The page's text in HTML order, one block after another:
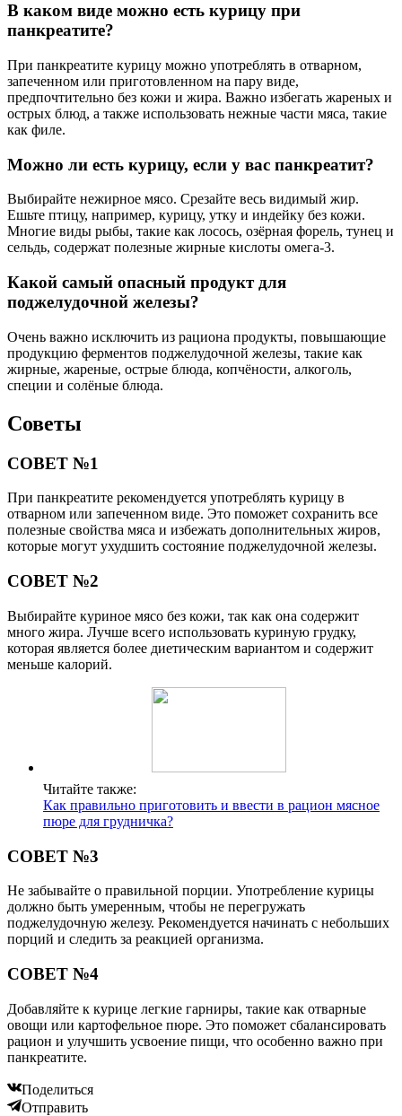
В каком виде можно есть курицу при
панкреатите?
При панкреатите курицу можно употреблять в отварном,
запеченном или приготовленном на пару виде,
предпочтительно без кожи и жира. Важно избегать жареных и
острых блюд, а также использовать нежные части мяса, такие
как филе.
Можно ли есть курицу, если у вас панкреатит?
Выбирайте нежирное мясо. Срезайте весь видимый жир.
Ешьте птицу, например, курицу, утку и индейку без кожи.
Многие виды рыбы, такие как лосось, озёрная форель, тунец и
сельдь, содержат полезные жирные кислоты омега-3.
Какой самый опасный продукт для
поджелудочной железы?
Очень важно исключить из рациона продукты, повышающие
продукцию ферментов поджелудочной железы, такие как
жирные, жареные, острые блюда, копчёности, алкоголь,
специи и солёные блюда.
Советы
СОВЕТ №1
При панкреатите рекомендуется употреблять курицу в
отварном или запеченном виде. Это поможет сохранить все
полезные свойства мяса и избежать дополнительных жиров,
которые могут ухудшить состояние поджелудочной железы.
СОВЕТ №2
Выбирайте куриное мясо без кожи, так как она содержит
много жира. Лучше всего использовать куриную грудку,
которая является более диетическим вариантом и содержит
меньше калорий.
Читайте также:
Как правильно приготовить и ввести в рацион мясное
пюре для грудничка?
СОВЕТ №3
Не забывайте о правильной порции. Употребление курицы
должно быть умеренным, чтобы не перегружать
поджелудочную железу. Рекомендуется начинать с небольших
порций и следить за реакцией организма.
СОВЕТ №4
Добавляйте к курице легкие гарниры, такие как отварные
овощи или картофельное пюре. Это поможет сбалансировать
рацион и улучшить усвоение пищи, что особенно важно при
панкреатите.
Поделиться
Отправить